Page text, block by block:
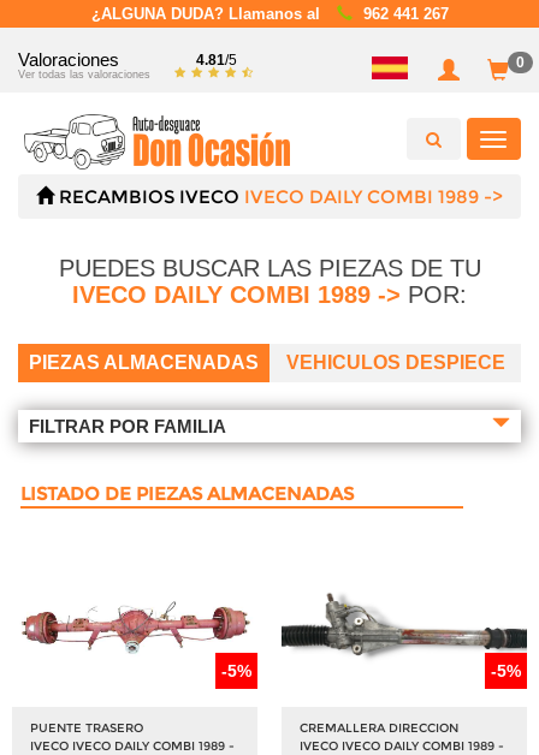
¿ALGUNA DUDA? Llamanos al 962 441 267
Valoraciones
Ver todas las valoraciones
4.81/5 0
RECAMBIOS IVECO IVECO DAILY COMBI 1989 ->
PUEDES BUSCAR LAS PIEZAS DE TU
IVECO DAILY COMBI 1989 -> POR:
PIEZAS ALMACENADAS VEHICULOS DESPIECE
FILTRAR POR FAMILIA
LISTADO DE PIEZAS ALMACENADAS
-5%
PUENTE TRASERO
IVECO IVECO DAILY COMBI 1989 -
-5%
CREMALLERA DIRECCION
IVECO IVECO DAILY COMBI 1989 -